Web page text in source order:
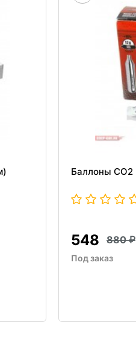
Баллоны СО2
548 880
Под заказ